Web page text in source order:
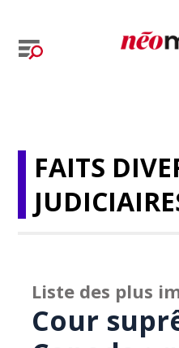
FAITS
Liste des plus
Cour